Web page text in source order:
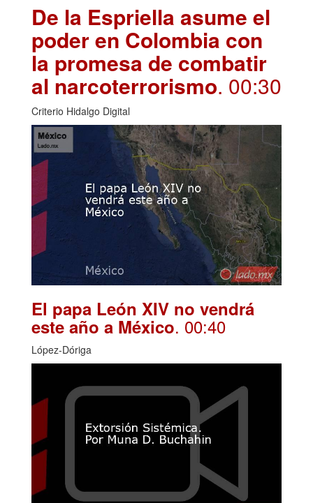
De la Espriella asume el
poder en Colombia con
la promesa de combatir
al narcoterrorismo. 00:30
Criterio Hidalgo Digital
El papa León XIV no vendrá
este año a México. 00:40
López-Dóriga